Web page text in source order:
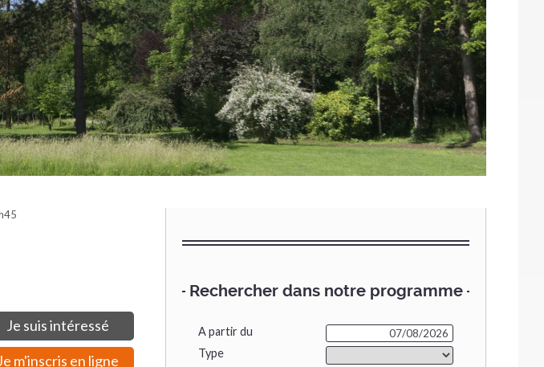
Rechercher dans notre programme
A partir du
Type
Je suis intéressé
m'inscris en ligne